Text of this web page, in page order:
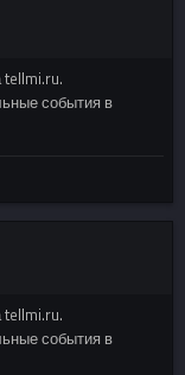
события в
события в